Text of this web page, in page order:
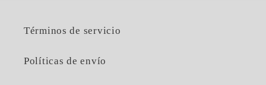
Términos de servicio
Políticas de envío